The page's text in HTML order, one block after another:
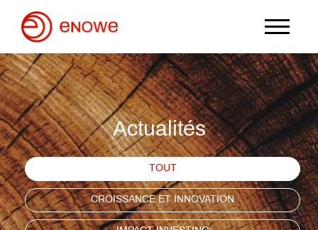
Actualités
TOUT
CROISSANCE ET INNOVATION